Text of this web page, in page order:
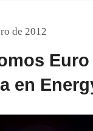
de 2012
Euro
en